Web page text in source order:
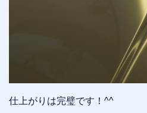
仕上がりは完璧です！^^